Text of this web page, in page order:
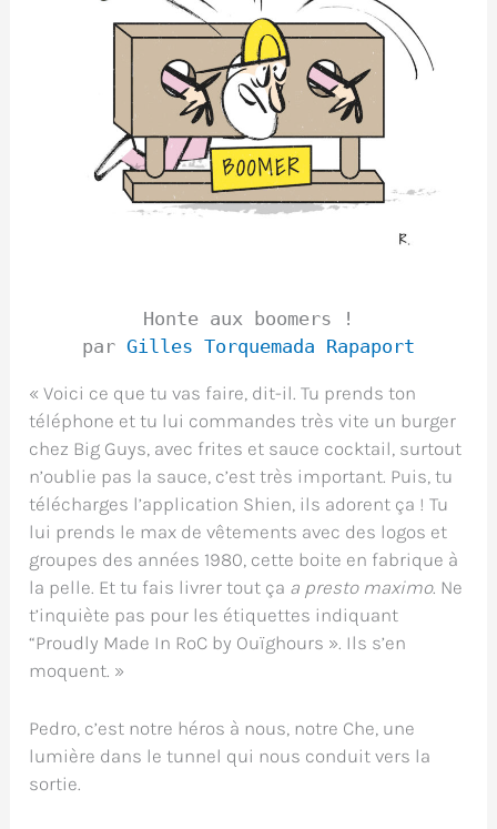
Honte aux boomers !
par Gilles Torquemada Rapaport
« Voici ce que tu vas faire, dit-il. Tu prends ton
téléphone et tu lui commandes très vite un burger
chez Big Guys, avec frites et sauce cocktail, surtout
n’oublie pas la sauce, c’est très important. Puis, tu
télécharges l’application Shien, ils adorent ça ! Tu
lui prends le max de vêtements avec des logos et
groupes des années 1980, cette boite en fabrique à
la pelle. Et tu fais livrer tout ça a presto maximo. Ne
t’inquiète pas pour les étiquettes indiquant
“Proudly Made In RoC by Ouïghours ». Ils s’en
moquent. »
Pedro, c’est notre héros à nous, notre Che, une
lumière dans le tunnel qui nous conduit vers la
sortie.